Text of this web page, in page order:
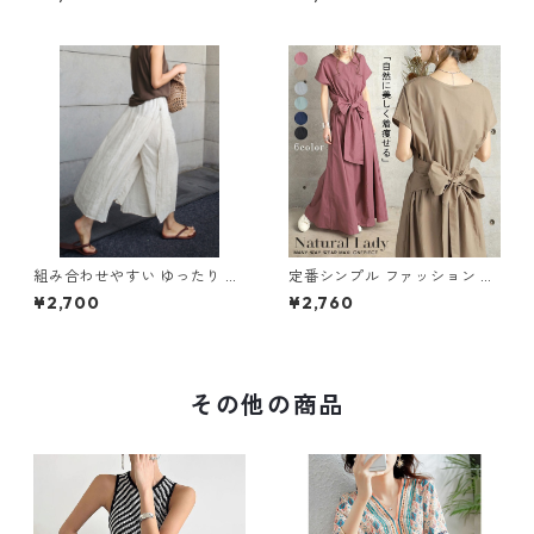
組み合わせやすい ゆったり キ
ュロットスカート パンツ m-7
63
¥2,700
定番シンプル ファッション 半
袖 バックリボン 6色展開ワン
ピース m-734
¥2,760
その他の商品